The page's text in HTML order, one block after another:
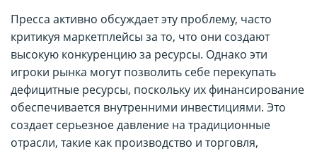
Пресса активно обсуждает эту проблему, часто
критикуя маркетплейсы за то, что они создают
высокую конкуренцию за ресурсы. Однако эти
игроки рынка могут позволить себе перекупать
дефицитные ресурсы, поскольку их финансирование
обеспечивается внутренними инвестициями. Это
создает серьезное давление на традиционные
отрасли, такие как производство и торговля,